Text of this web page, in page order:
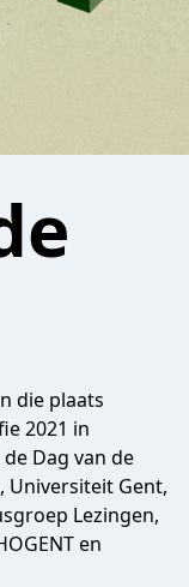
die plaats
2021 in
Dag van de
Universiteit Gent,
Lezingen,
en